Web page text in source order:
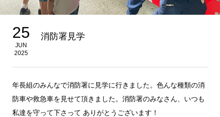
25
JUN
2025
消防署見学
年長組のみんなで消防署に見学に行きました。色んな種類の消
防車や救急車を見せて頂きました。消防署のみなさん、いつも
私達を守って下さって ありがとうございます！